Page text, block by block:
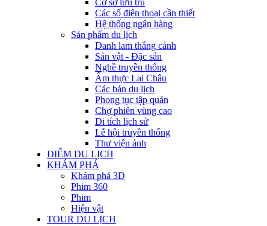
Cơ sở lưu trú
Các số điện thoại cần thiết
Hệ thống ngân hàng
Sản phẩm du lịch
Danh lam thắng cảnh
Sản vật - Đặc sản
Nghề truyền thống
Ẩm thực Lai Châu
Các bản du lịch
Phong tục tập quán
Chợ phiên vùng cao
Di tích lịch sử
Lễ hội truyền thống
Thư viện ảnh
ĐIỂM DU LỊCH
KHÁM PHÁ
Khám phá 3D
Phim 360
Phim
Hiện vật
TOUR DU LỊCH